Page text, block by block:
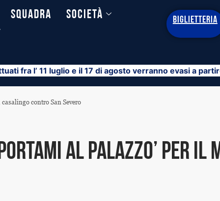
Squadra
Società
BIGLIETTERIA
fra l’ 11 luglio e il 17 di agosto verranno evasi a
contro San Severo
al Palazzo’ per il